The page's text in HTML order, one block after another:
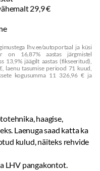
29,9 €
lhv.ee/autoportaal ja küsi
on 16,87% aastas järgmistel
13,9% jäägilt aastas (fikseeritud),
laenu tasumise periood 71 kuud,
kogusumma 11 326,96 € ja
haagise,
Laenuga saad katta ka
kulud, näiteks rehvide
LHV pangakontot.